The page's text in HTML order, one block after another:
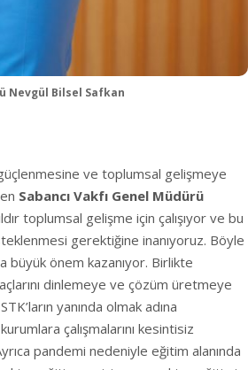
Nevgül Bilsel Safkan
güçlenmesine ve toplumsal gelişmeye
Sabancı Vakfı Genel Müdürü
toplumsal gelişme için çalışıyor ve bu
gerektiğine inanıyoruz. Böyle
önem kazanıyor. Birlikte
dinlemeye ve çözüm üretmeye
yanında olmak adına
çalışmalarını kesintisiz
pandemi nedeniyle eğitim alanında